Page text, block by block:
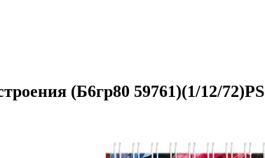
(Б6гр80 59761)(1/12/72)PS